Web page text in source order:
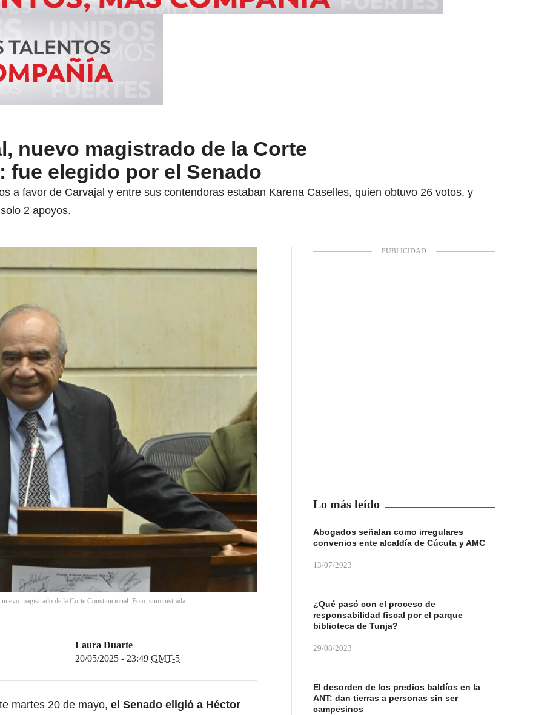
nuevo magistrado de la Corte
fue elegido por el Senado
a favor de Carvajal y entre sus contendoras estaban Karena Caselles, quien obtuvo 26 votos, y
2 apoyos.
magistrado de la Corte Constitucional. Foto: suministrada.
Laura Duarte
20/05/2025 - 23:49 GMT-5
martes 20 de mayo, el Senado eligió a Héctor
Lo más leído
Abogados señalan como irregulares
convenios ente alcaldía de Cúcuta y AMC
13/07/2023
¿Qué pasó con el proceso de
responsabilidad fiscal por el parque
biblioteca de Tunja?
29/08/2023
El desorden de los predios baldíos en la
ANT: dan tierras a personas sin ser
campesinos